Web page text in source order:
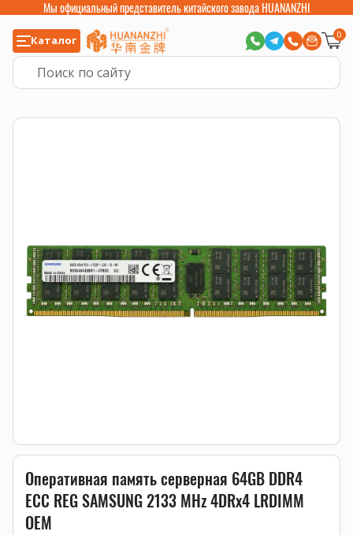
Мы официальный представитель китайского завода HUANANZHI
Каталог 0
Оперативная память серверная 64GB DDR4
ECC REG SAMSUNG 2133 MHz 4DRx4 LRDIMM
OEM